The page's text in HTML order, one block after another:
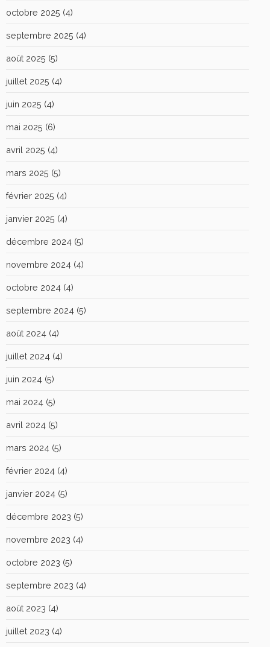
octobre 2025 (4)
septembre 2025 (4)
août 2025 (5)
juillet 2025 (4)
juin 2025 (4)
mai 2025 (6)
avril 2025 (4)
mars 2025 (5)
février 2025 (4)
janvier 2025 (4)
décembre 2024 (5)
novembre 2024 (4)
octobre 2024 (4)
septembre 2024 (5)
août 2024 (4)
juillet 2024 (4)
juin 2024 (5)
mai 2024 (5)
avril 2024 (5)
mars 2024 (5)
février 2024 (4)
janvier 2024 (5)
décembre 2023 (5)
novembre 2023 (4)
octobre 2023 (5)
septembre 2023 (4)
août 2023 (4)
juillet 2023 (4)